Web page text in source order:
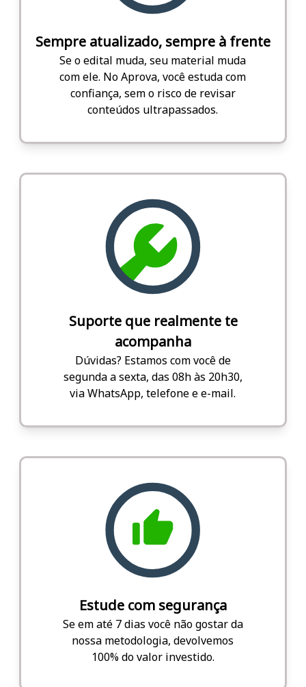
Sempre atualizado, sempre à frente
Se o edital muda, seu material muda
com ele. No Aprova, você estuda com
confiança, sem o risco de revisar
conteúdos ultrapassados.
Suporte que realmente te
acompanha
Dúvidas? Estamos com você de
segunda a sexta, das 08h às 20h30,
via WhatsApp, telefone e e-mail.
Estude com segurança
Se em até 7 dias você não gostar da
nossa metodologia, devolvemos
100% do valor investido.